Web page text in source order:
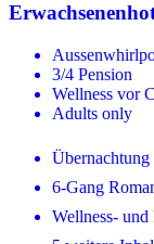
3/4 Pension
Wellness vor
Adults only
6-Gang
Wellness- und